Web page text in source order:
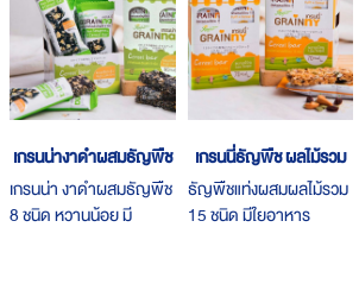
เกรนน่างาดำผสมธัญพืช
เกรนน่า งาดำผสมธัญพืช
8 ชนิด หวานน้อย มี
เกรนนี่ธัญพืช ผลไม้รวม
ธัญพืชแท่งผสมผลไม้รวม
15 ชนิด มีใยอาหาร